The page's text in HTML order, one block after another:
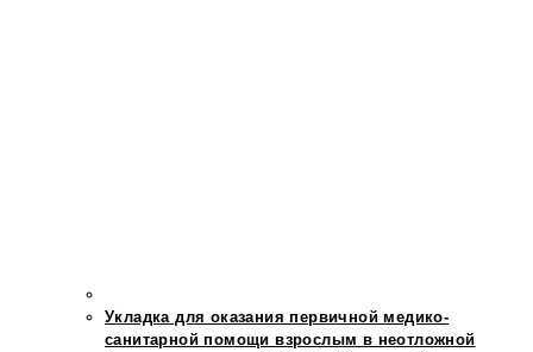
Укладка для оказания первичной медико-
санитарной помощи взрослым в неотложной